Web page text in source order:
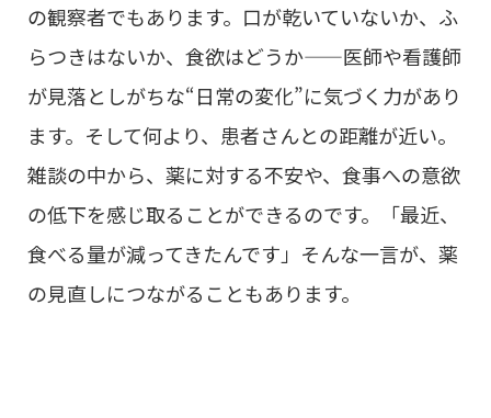
の観察者でもあります。口が乾いていないか、ふ
らつきはないか、食欲はどうか——医師や看護師
が見落としがちな“日常の変化”に気づく力があり
ます。そして何より、患者さんとの距離が近い。
雑談の中から、薬に対する不安や、食事への意欲
の低下を感じ取ることができるのです。「最近、
食べる量が減ってきたんです」そんな一言が、薬
の見直しにつながることもあります。